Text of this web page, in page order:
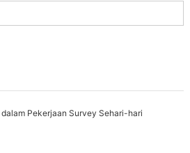
Pekerjaan Survey Sehari-hari